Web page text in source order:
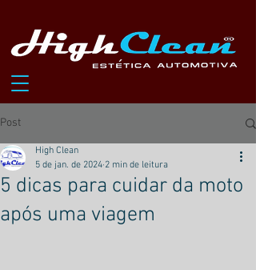
Post
5 dicas para cuidar da moto
após uma viagem
High Clean
5 de jan. de 2024 2 min de leitura